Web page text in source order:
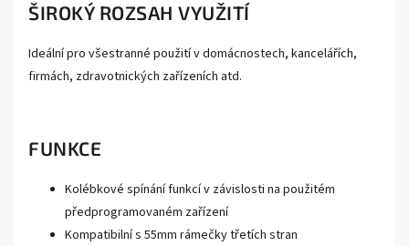
ŠIROKÝ ROZSAH VYUŽITÍ
Ideální pro všestranné použití v domácnostech, kancelářích,
firmách, zdravotnických zařízeních atd.
FUNKCE
Kolébkové spínání funkcí v závislosti na použitém
předprogramovaném zařízení
Kompatibilní s 55mm rámečky třetích stran